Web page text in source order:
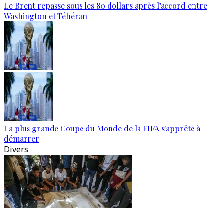
Le Brent repasse sous les 80 dollars après l’accord entre
Washington et Téhéran
La plus grande Coupe du Monde de la FIFA s'apprête à
démarrer
Divers